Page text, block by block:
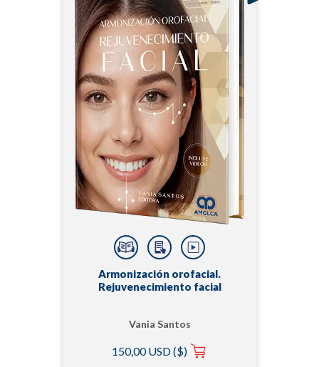
Armonización orofacial.
Rejuvenecimiento facial
Vania Santos
150,00 USD ($)